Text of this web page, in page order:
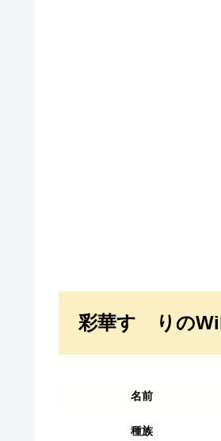
彩華すゞりの
名前
種族